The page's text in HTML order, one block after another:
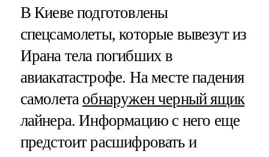
В Киеве подготовлены
спецсамолеты, которые вывезут из
Ирана тела погибших в
авиакатастрофе. На месте падения
самолета обнаружен черный ящик
лайнера. Информацию с него еще
предстоит расшифровать и